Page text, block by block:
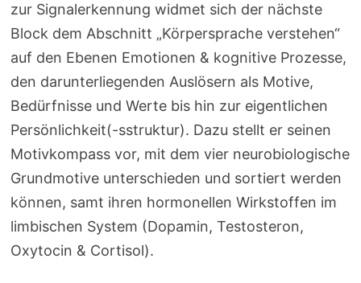
zur Signalerkennung widmet sich der nächste
Block dem Abschnitt „Körpersprache verstehen“
auf den Ebenen Emotionen & kognitive Prozesse,
den darunterliegenden Auslösern als Motive,
Bedürfnisse und Werte bis hin zur eigentlichen
Persönlichkeit(-sstruktur). Dazu stellt er seinen
Motivkompass vor, mit dem vier neurobiologische
Grundmotive unterschieden und sortiert werden
können, samt ihren hormonellen Wirkstoffen im
limbischen System (Dopamin, Testosteron,
Oxytocin & Cortisol).